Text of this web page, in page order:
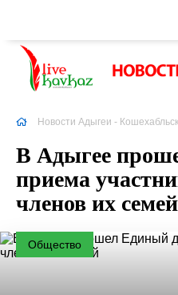
Новости Адыгеи -
В Адыгее
приема
членов их семей
Общество